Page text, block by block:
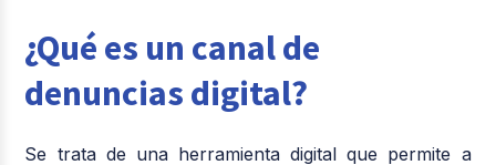
¿Qué es un canal de
denuncias digital?
Se trata de una herramienta digital que permite a